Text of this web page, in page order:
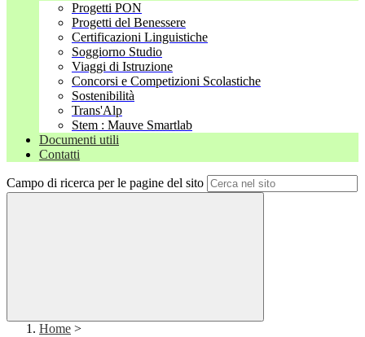
Progetti PON
Progetti del Benessere
Certificazioni Linguistiche
Soggiorno Studio
Viaggi di Istruzione
Concorsi e Competizioni Scolastiche
Sostenibilità
Trans'Alp
Stem : Mauve Smartlab
Documenti utili
Contatti
Campo di ricerca per le pagine del sito
Home >